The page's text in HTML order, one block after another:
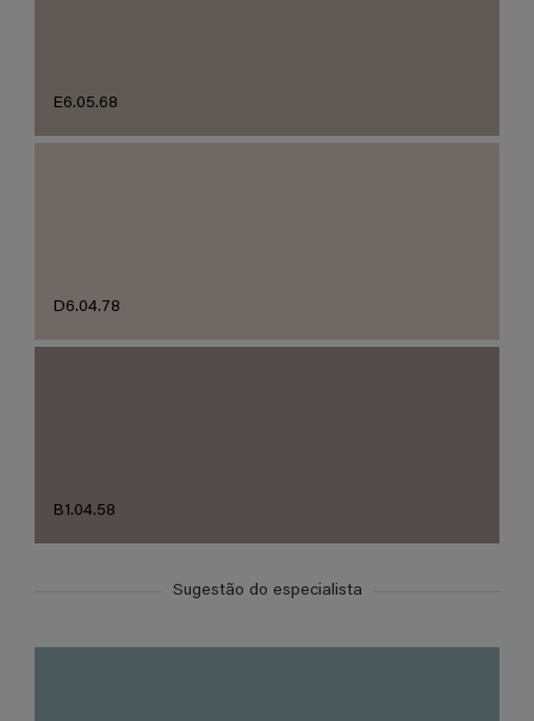
E6.05.68
D6.04.78
B1.04.58
Sugestão do especialista